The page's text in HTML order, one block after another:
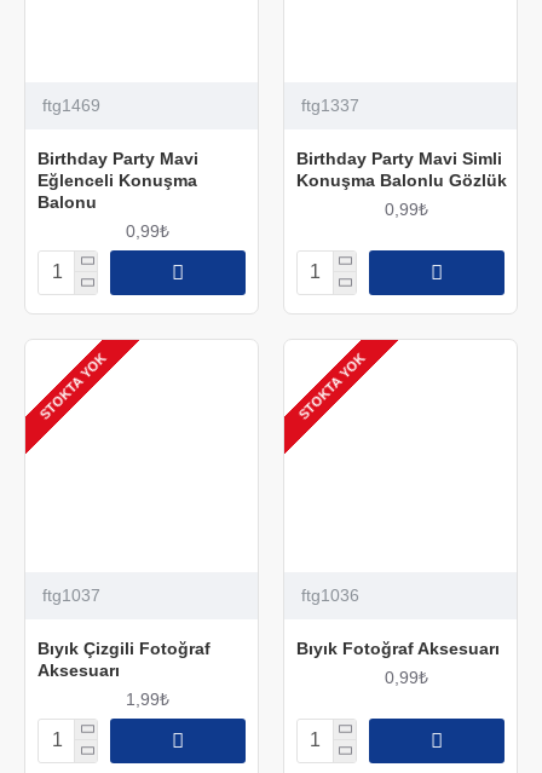
ftg1469
Birthday Party Mavi
Eğlenceli Konuşma
Balonu
0,99₺
ftg1337
Birthday Party Mavi Simli
Konuşma Balonlu Gözlük
0,99₺
STOKTA YOK
ftg1037
Bıyık Çizgili Fotoğraf
Aksesuarı
1,99₺
STOKTA YOK
ftg1036
Bıyık Fotoğraf Aksesuarı
0,99₺